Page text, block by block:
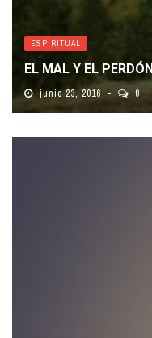
ESPIRITUAL
EL MAL Y EL PERDÓN
junio 23, 2016 0